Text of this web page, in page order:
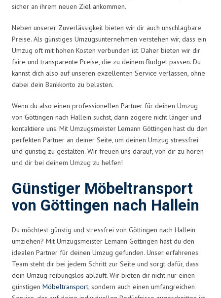
sicher an ihrem neuen Ziel ankommen.
Neben unserer Zuverlässigkeit bieten wir dir auch unschlagbare
Preise. Als günstiges Umzugsunternehmen verstehen wir, dass ein
Umzug oft mit hohen Kosten verbunden ist. Daher bieten wir dir
faire und transparente Preise, die zu deinem Budget passen. Du
kannst dich also auf unseren exzellenten Service verlassen, ohne
dabei dein Bankkonto zu belasten.
Wenn du also einen professionellen Partner für deinen Umzug
von Göttingen nach Hallein suchst, dann zögere nicht länger und
kontaktiere uns. Mit Umzugsmeister Lemann Göttingen hast du den
perfekten Partner an deiner Seite, um deinen Umzug stressfrei
und günstig zu gestalten. Wir freuen uns darauf, von dir zu hören
und dir bei deinem Umzug zu helfen!
Günstiger Möbeltransport
von Göttingen nach Hallein
Du möchtest günstig und stressfrei von Göttingen nach Hallein
umziehen? Mit Umzugsmeister Lemann Göttingen hast du den
idealen Partner für deinen Umzug gefunden. Unser erfahrenes
Team steht dir bei jedem Schritt zur Seite und sorgt dafür, dass
dein Umzug reibungslos abläuft. Wir bieten dir nicht nur einen
günstigen Möbeltransport, sondern auch einen umfangreichen